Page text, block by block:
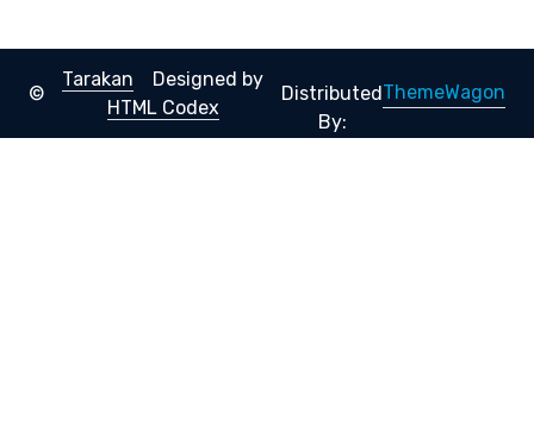
©
Tarakan
Designed by
HTML Codex
Distributed
By:
ThemeWagon